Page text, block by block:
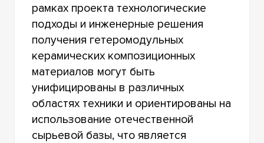
рамках проекта технологические
подходы и инженерные решения
получения гетеромодульных
керамических композиционных
материалов могут быть
унифицированы в различных
областях техники и ориентированы на
использование отечественной
сырьевой базы, что является